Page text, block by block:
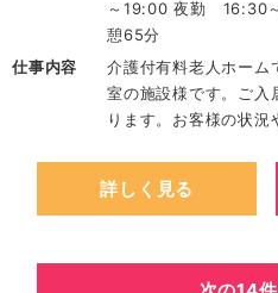
～19:00 夜勤 16:30
憩65分
仕事内容
介護付有料老人ホー
室の施設様です。ご
ります。お客様の状況
詳しく見る